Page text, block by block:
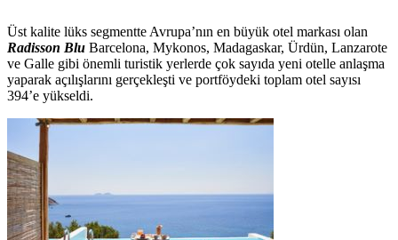
Üst kalite lüks segmentte Avrupa’nın en büyük otel markası olan
Radisson Blu Barcelona, Mykonos, Madagaskar, Ürdün, Lanzarote
ve Galle gibi önemli turistik yerlerde çok sayıda yeni otelle anlaşma
yaparak açılışlarını gerçekleşti ve portföydeki toplam otel sayısı
394’e yükseldi.